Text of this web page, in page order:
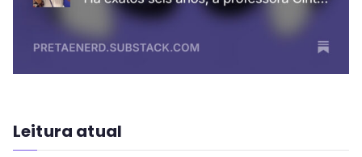
Leitura atual